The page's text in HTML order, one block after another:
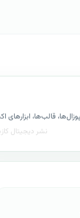
قالب‌ها،